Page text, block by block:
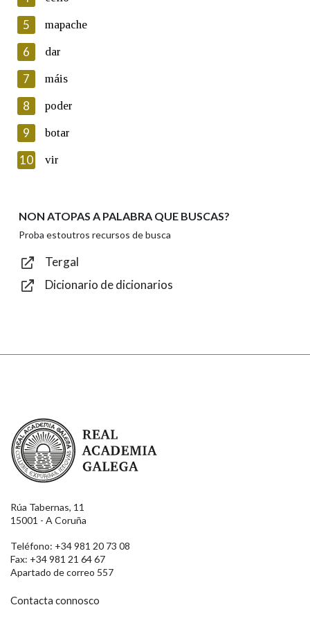
Lin e acepto as condicións da política de
Introduce o código que aparece na imaxe:
Texto de verificación
Enviar
5 mapache
6 dar
7 máis
8 poder
9 botar
10 vir
NON ATOPAS A PALABRA QUE BUSCAS?
Proba estoutros recursos de busca
Tergal
Dicionario de dicionarios
Real Academia Galega
Rúa Tabernas, 11
15001 - A Coruña
Teléfono: +34 981 20 73 08
Fax: +34 981 21 64 67
Apartado de correo 557
Contacta connosco